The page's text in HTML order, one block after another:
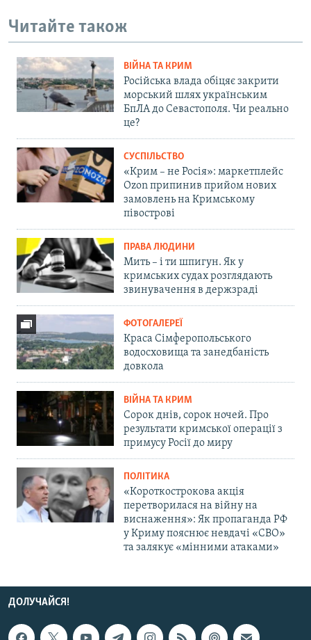
Читайте також
ВІЙНА ТА КРИМ
Російська влада обіцяє закрити
морський шлях українським
БпЛА до Севастополя. Чи реально
це?
СУСПІЛЬСТВО
«Крим – не Росія»: маркетплейс
Ozon припинив прийом нових
замовлень на Кримському
півострові
ПРАВА ЛЮДИНИ
Мить – і ти шпигун. Як у
кримських судах розглядають
звинувачення в держзраді
ФОТОГАЛЕРЕЇ
Краса Сімферопольського
водосховища та занедбаність
довкола
ВІЙНА ТА КРИМ
Сорок днів, сорок ночей. Про
результати кримської операції з
примусу Росії до миру
ПОЛІТИКА
«Короткострокова акція
перетворилася на війну на
виснаження»: Як пропаганда РФ
у Криму пояснює невдачі «СВО»
та залякує «мінними атаками»
ДОЛУЧАЙСЯ!